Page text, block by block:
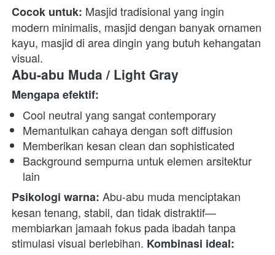
Cocok untuk: Masjid tradisional yang ingin
modern minimalis, masjid dengan banyak ornamen
kayu, masjid di area dingin yang butuh kehangatan
visual.
Abu-abu Muda / Light Gray
Mengapa efektif:
Cool neutral yang sangat contemporary
Memantulkan cahaya dengan soft diffusion
Memberikan kesan clean dan sophisticated
Background sempurna untuk elemen arsitektur
lain
Psikologi warna: Abu-abu muda menciptakan
kesan tenang, stabil, dan tidak distraktif—
membiarkan jamaah fokus pada ibadah tanpa
stimulasi visual berlebihan. Kombinasi ideal: